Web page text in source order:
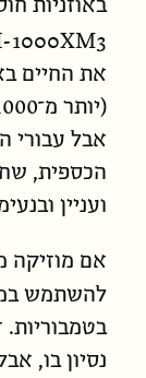
באוזניות
1000XM3
את החיים
אבל עבורי
הכספית,
ועניין
אם מוזיקה
להשתמש
בטמבוריות.
נסיון בו,